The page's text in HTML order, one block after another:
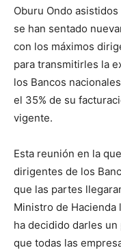
Oburu Ondo
se han sentado
con los máximos
para transmitirles la
los Bancos
el 35% de su
vigente.
Esta reunión en la
dirigentes de los
que las partes
Ministro de Hacienda
ha decidido darles
que todas las